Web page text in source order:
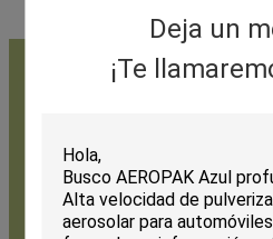
Deja un
¡Te